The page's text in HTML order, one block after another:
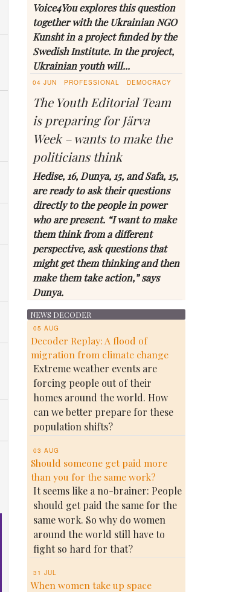
Voice4You explores this question
together with the Ukrainian NGO
Kunsht in a project funded by the
Swedish Institute. In the project,
Ukrainian youth will...
04 JUN PROFESSIONAL DEMOCRACY
The Youth Editorial Team
is preparing for Järva
Week – wants to make the
politicians think
Hedise, 16, Dunya, 15, and Safa, 15,
are ready to ask their questions
directly to the people in power
who are present. “I want to make
them think from a different
perspective, ask questions that
might get them thinking and then
make them take action,” says
Dunya.
NEWS DECODER
05 AUG
Decoder Replay: A flood of
migration from climate change
Extreme weather events are
forcing people out of their
homes around the world. How
can we better prepare for these
population shifts?
03 AUG
Should someone get paid more
than you for the same work?
It seems like a no-brainer: People
should get paid the same for the
same work. So why do women
around the world still have to
fight so hard for that?
31 JUL
When women take up space